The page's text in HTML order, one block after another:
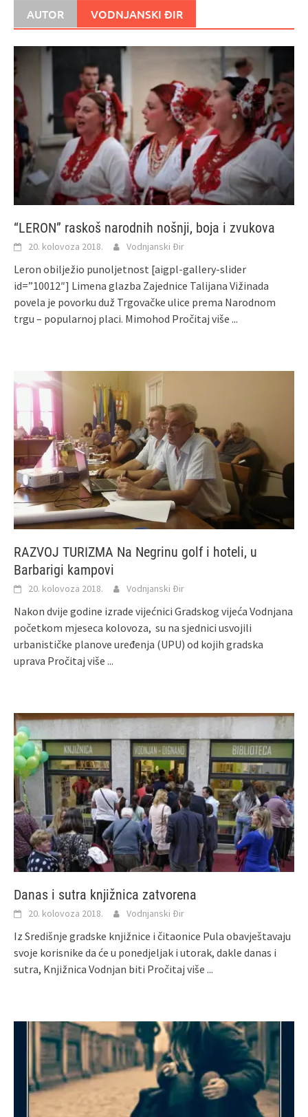
AUTOR VODNJANSKI ĐIR
“LERON” raskoš narodnih nošnji, boja i zvukova
20. kolovoza 2018. Vodnjanski Đir
Leron obilježio punoljetnost [aigpl-gallery-slider
id=”10012″] Limena glazba Zajednice Talijana Vižinada
povela je povorku duž Trgovačke ulice prema Narodnom
trgu – popularnoj placi. Mimohod Pročitaj više ...
RAZVOJ TURIZMA Na Negrinu golf i hoteli, u
Barbarigi kampovi
20. kolovoza 2018. Vodnjanski Đir
Nakon dvije godine izrade vijećnici Gradskog vijeća Vodnjana
početkom mjeseca kolovoza, su na sjednici usvojili
urbanističke planove uređenja (UPU) od kojih gradska
uprava Pročitaj više ...
Danas i sutra knjižnica zatvorena
20. kolovoza 2018. Vodnjanski Đir
Iz Središnje gradske knjižnice i čitaonice Pula obavještavaju
svoje korisnike da će u ponedjeljak i utorak, dakle danas i
sutra, Knjižnica Vodnjan biti Pročitaj više ...